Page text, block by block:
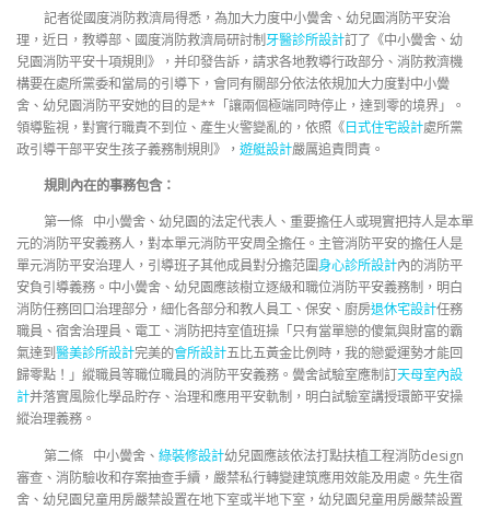
記者從國度消防救濟局得悉，為加大力度中小黌舍、幼兒園消防平安治
理，近日，教導部、國度消防救濟局研討制牙醫診所設計訂了《中小黌舍、幼
兒園消防平安十項規則》，并印發告訴，請求各地教導行政部分、消防救濟機
構要在處所黨委和當局的引導下，會同有關部分依法依規加大力度對中小黌
舍、幼兒園消防平安她的目的是**「讓兩個極端同時停止，達到零的境界」。
領導監視，對實行職責不到位、產生火警變亂的，依照《日式住宅設計處所黨
政引導干部平安生孩子義務制規則》， 遊艇設計嚴厲追責問責。
規則內在的事務包含：
第一條 中小黌舍、幼兒園的法定代表人、重要擔任人或現實把持人是本單
元的消防平安義務人，對本單元消防平安周全擔任。主管消防平安的擔任人是
單元消防平安治理人，引導班子其他成員對分擔范圍身心診所設計內的消防平
安負引導義務。中小黌舍、幼兒園應該樹立逐級和職位消防平安義務制，明白
消防任務回口治理部分，細化各部分和教人員工、保安、廚房退休宅設計任務
職員、宿舍治理員、電工、消防把持室值班操「只有當單戀的傻氣與財富的霸
氣達到醫美診所設計完美的會所設計五比五黃金比例時，我的戀愛運勢才能回
歸零點！」縱職員等職位職員的消防平安義務。黌舍試驗室應制訂天母室內設
計并落實風險化學品貯存、治理和應用平安軌制，明白試驗室講授環節平安操
縱治理義務。
第二條 中小黌舍、 綠裝修設計幼兒園應該依法打點扶植工程消防design
審查、消防驗收和存案抽查手續，嚴禁私行轉變建筑應用效能及用處。先生宿
舍、幼兒園兒童用房嚴禁設置在地下室或半地下室，幼兒園兒童用房嚴禁設置